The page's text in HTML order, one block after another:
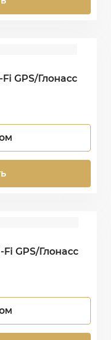
GPS/Глонасс
Fi GPS/Глонасс